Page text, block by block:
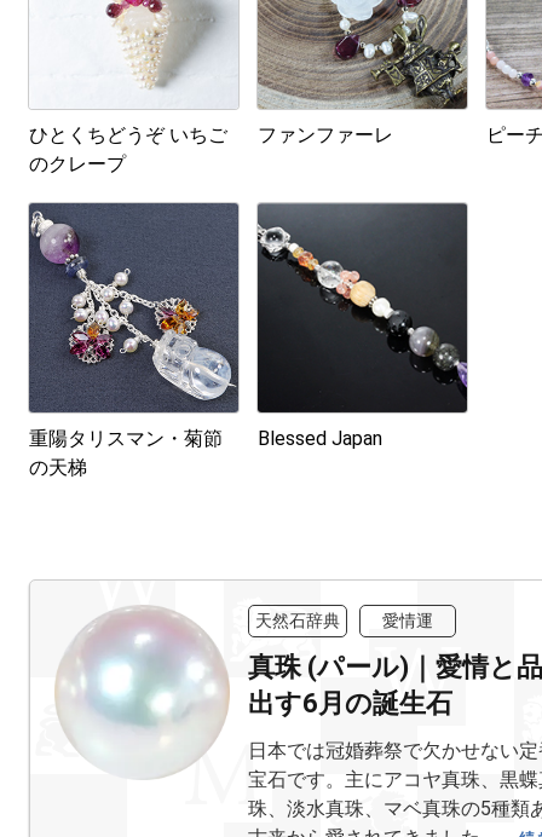
ひとくちどうぞ いちご
のクレープ
ファンファーレ ピー
重陽タリスマン・菊節
の天梯
Blessed Japan
天然石辞典 愛情運
真珠 (パール)｜愛情と
出す6月の誕生石
日本では冠婚葬祭で欠かせない
宝石です。主にアコヤ真珠、黒
珠、淡水真珠、マベ真珠の5種類